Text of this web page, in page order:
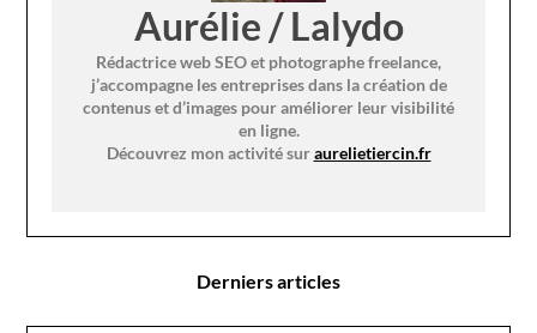
Aurélie / Lalydo
Rédactrice web SEO et photographe freelance,
j’accompagne les entreprises dans la création de
contenus et d’images pour améliorer leur visibilité
en ligne.
Découvrez mon activité suraurelietiercin.fr
Derniers articles